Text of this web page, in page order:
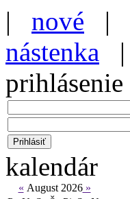
| nové |
nástenka
|
prihlásenie
kalendár
« August 2026»